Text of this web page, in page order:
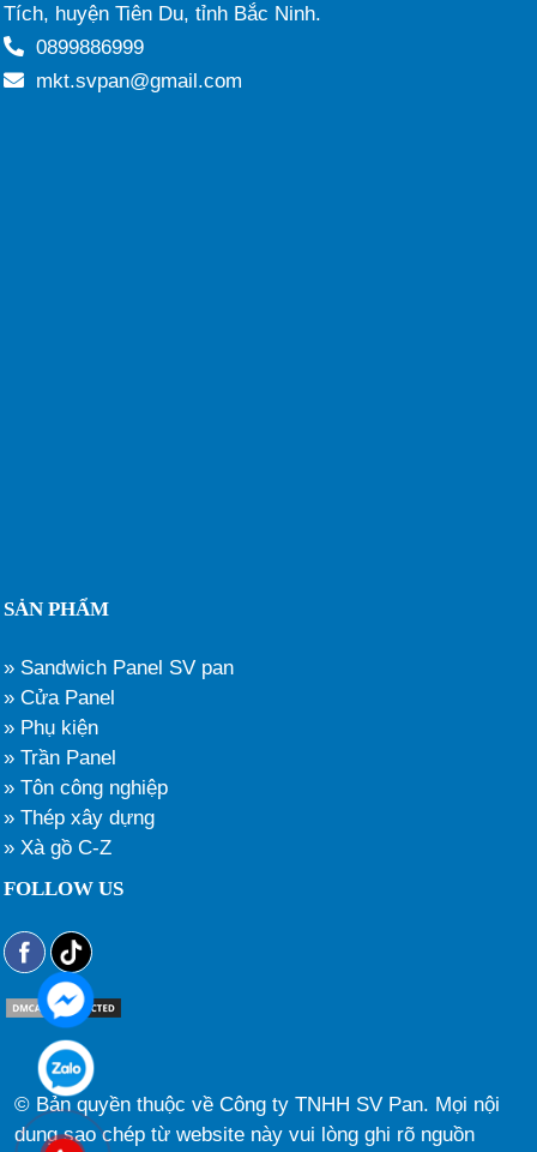
Tích, huyện Tiên Du, tỉnh Bắc Ninh.
0899886999
mkt.svpan@gmail.com
SẢN PHẨM
» Sandwich Panel SV pan
» Cửa Panel
» Phụ kiện
» Trần Panel
» Tôn công nghiệp
» Thép xây dựng
» Xà gồ C-Z
FOLLOW US
© Bản quyền thuộc về Công ty TNHH SV Pan. Mọi nội
dung sao chép từ website này vui lòng ghi rõ nguồn